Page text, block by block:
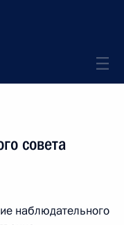
совета
наблюдательного